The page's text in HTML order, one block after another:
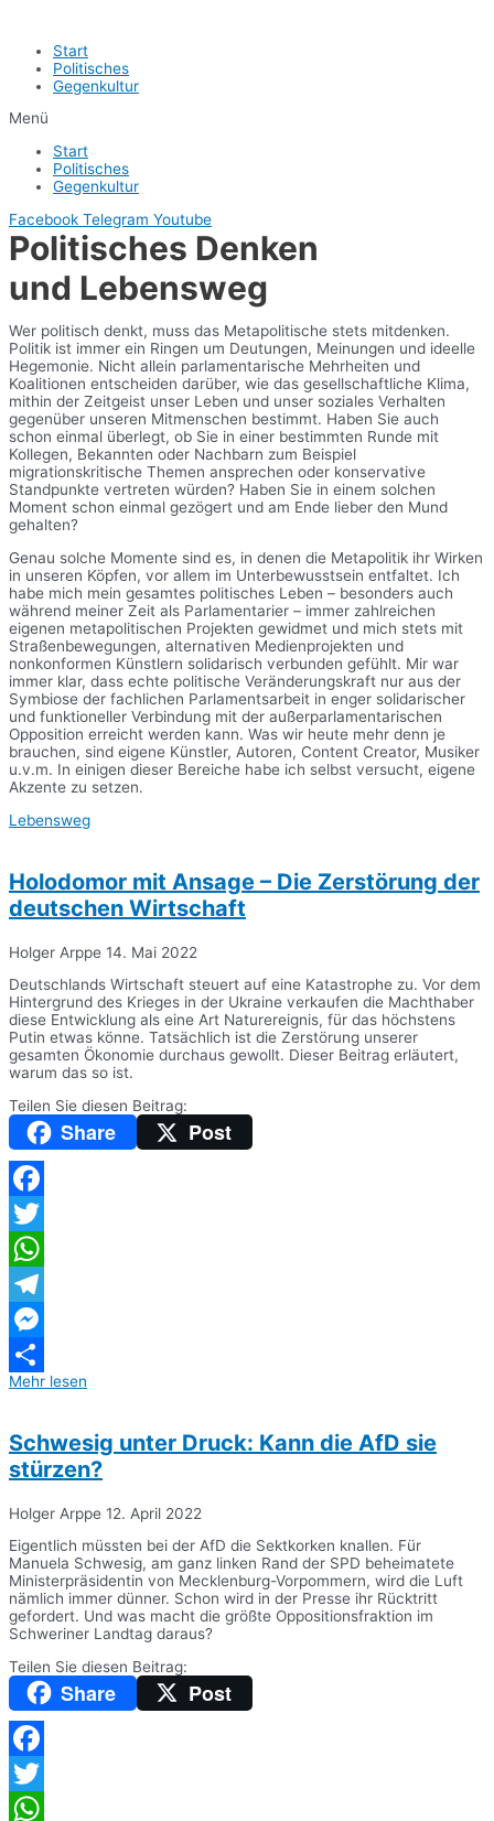
Start
Politisches
Gegenkultur
Menü
Start
Politisches
Gegenkultur
Facebook Telegram Youtube
Politisches Denken
und Lebensweg
Wer politisch denkt, muss das Metapolitische stets mitdenken.
Politik ist immer ein Ringen um Deutungen, Meinungen und ideelle
Hegemonie. Nicht allein parlamentarische Mehrheiten und
Koalitionen entscheiden darüber, wie das gesellschaftliche Klima,
mithin der Zeitgeist unser Leben und unser soziales Verhalten
gegenüber unseren Mitmenschen bestimmt. Haben Sie auch
schon einmal überlegt, ob Sie in einer bestimmten Runde mit
Kollegen, Bekannten oder Nachbarn zum Beispiel
migrationskritische Themen ansprechen oder konservative
Standpunkte vertreten würden? Haben Sie in einem solchen
Moment schon einmal gezögert und am Ende lieber den Mund
gehalten?
Genau solche Momente sind es, in denen die Metapolitik ihr Wirken
in unseren Köpfen, vor allem im Unterbewusstsein entfaltet. Ich
habe mich mein gesamtes politisches Leben – besonders auch
während meiner Zeit als Parlamentarier – immer zahlreichen
eigenen metapolitischen Projekten gewidmet und mich stets mit
Straßenbewegungen, alternativen Medienprojekten und
nonkonformen Künstlern solidarisch verbunden gefühlt. Mir war
immer klar, dass echte politische Veränderungskraft nur aus der
Symbiose der fachlichen Parlamentsarbeit in enger solidarischer
und funktioneller Verbindung mit der außerparlamentarischen
Opposition erreicht werden kann. Was wir heute mehr denn je
brauchen, sind eigene Künstler, Autoren, Content Creator, Musiker
u.v.m. In einigen dieser Bereiche habe ich selbst versucht, eigene
Akzente zu setzen.
Lebensweg
Holodomor mit Ansage – Die Zerstörung der
deutschen Wirtschaft
Holger Arppe 14. Mai 2022
Deutschlands Wirtschaft steuert auf eine Katastrophe zu. Vor dem
Hintergrund des Krieges in der Ukraine verkaufen die Machthaber
diese Entwicklung als eine Art Naturereignis, für das höchstens
Putin etwas könne. Tatsächlich ist die Zerstörung unserer
gesamten Ökonomie durchaus gewollt. Dieser Beitrag erläutert,
warum das so ist.
Teilen Sie diesen Beitrag:
Share Post
Facebook
Twitter
WhatsApp
Telegram
Messenger
Teilen
Mehr lesen
Schwesig unter Druck: Kann die AfD sie
stürzen?
Holger Arppe 12. April 2022
Eigentlich müssten bei der AfD die Sektkorken knallen. Für
Manuela Schwesig, am ganz linken Rand der SPD beheimatete
Ministerpräsidentin von Mecklenburg-Vorpommern, wird die Luft
nämlich immer dünner. Schon wird in der Presse ihr Rücktritt
gefordert. Und was macht die größte Oppositionsfraktion im
Schweriner Landtag daraus?
Teilen Sie diesen Beitrag:
Share Post
Facebook
Twitter